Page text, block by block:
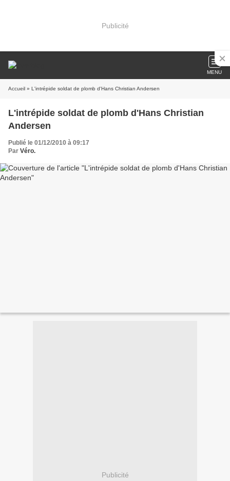
Publicité
MENU
Accueil » L'intrépide soldat de plomb d'Hans Christian Andersen
L'intrépide soldat de plomb d'Hans Christian
Andersen
Publié le 01/12/2010 à 09:17
Par Véro.
Publicité